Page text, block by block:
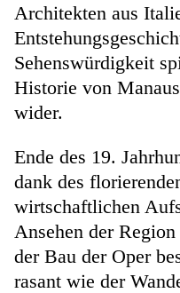
Architekten aus
Sehenswürdigkeit
Historie von
wider.
Ende des 19.
dank des
wirtschaftlichen
Ansehen der
der Bau der Oper
rasant wie der